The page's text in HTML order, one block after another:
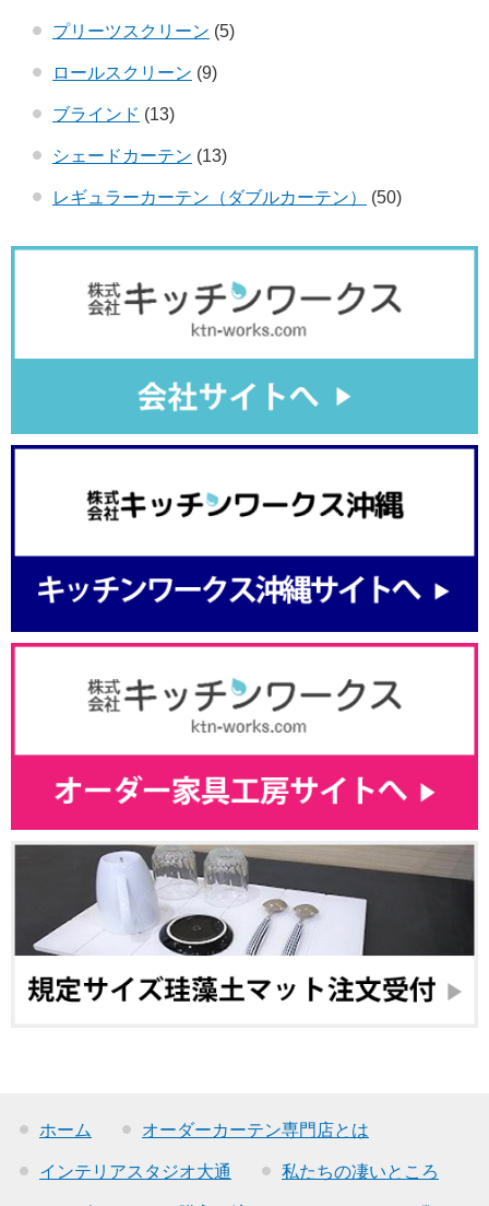
プリーツスクリーン (5)
ロールスクリーン (9)
ブラインド (13)
シェードカーテン (13)
レギュラーカーテン（ダブルカーテン） (50)
ホーム オーダーカーテン専門店とは
インテリアスタジオ大通 私たちの凄いところ